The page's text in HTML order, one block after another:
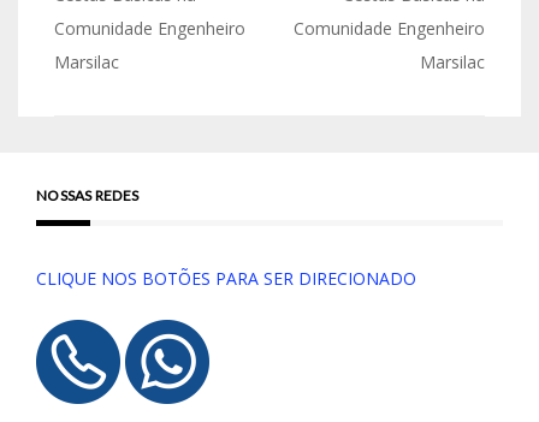
Comunidade Engenheiro
Marsilac
Comunidade Engenheiro
Marsilac
NOSSAS REDES
CLIQUE NOS BOTÕES PARA SER DIRECIONADO